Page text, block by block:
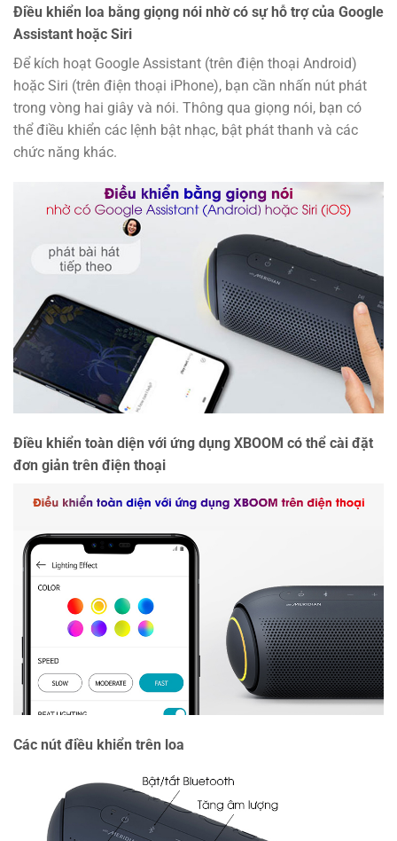
Điều khiển loa bằng giọng nói nhờ có sự hỗ trợ của Google
Assistant hoặc Siri
Để kích hoạt Google Assistant (trên điện thoại Android)
hoặc Siri (trên điện thoại iPhone), bạn cần nhấn nút phát
trong vòng hai giây và nói. Thông qua giọng nói, bạn có
thể điều khiển các lệnh bật nhạc, bật phát thanh và các
chức năng khác.
Điều khiển toàn diện với ứng dụng XBOOM có thể cài đặt
đơn giản trên điện thoại
Các nút điều khiển trên loa